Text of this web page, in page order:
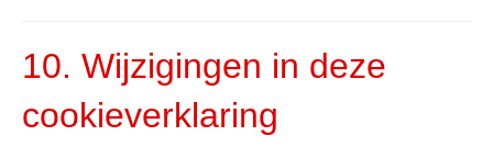
10. Wijzigingen in deze
cookieverklaring